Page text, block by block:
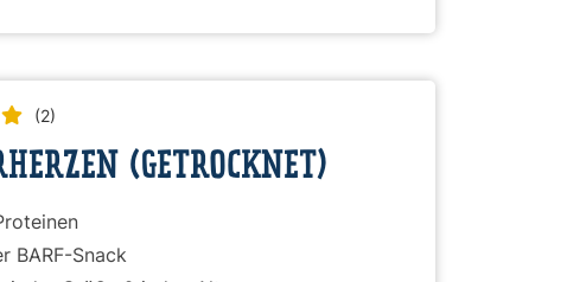
(2)
(GETROCKNET)
BARF-Snack